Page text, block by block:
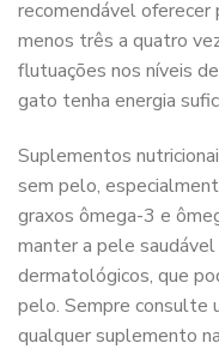
recomendável oferecer
menos três a quatro
flutuações nos níveis
gato tenha energia
Suplementos
sem pelo,
graxos ômega-3 e
manter a pele
dermatológicos, que
pelo. Sempre consulte
qualquer suplemento